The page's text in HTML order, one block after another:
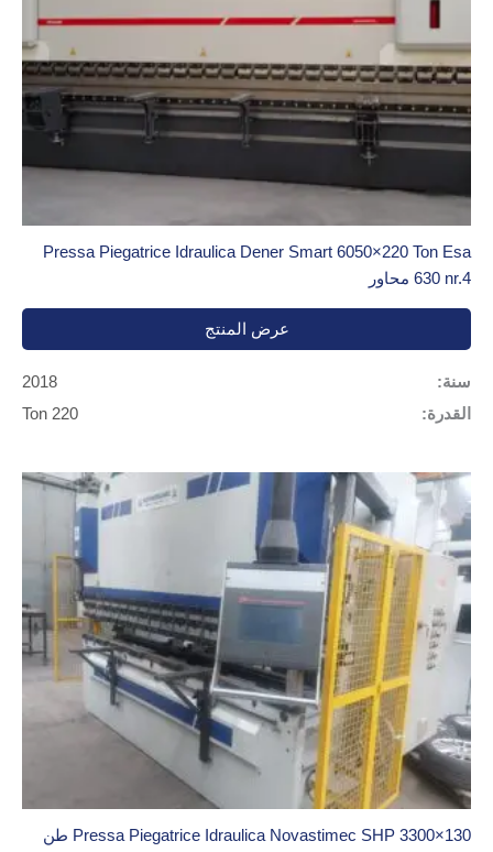
Pressa Piegatrice Idraulica Dener Smart 6050×220 Ton Esa
630 nr.4 محاور
عرض المنتج
سنة:
2018
القدرة:
220 Ton
Pressa Piegatrice Idraulica Novastimec SHP 3300×130 طن